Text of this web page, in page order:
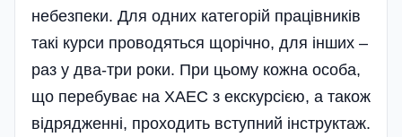
небезпеки. Для одних категорій працівників
такі курси проводяться щорічно, для інших –
раз у два-три роки. При цьому кожна особа,
що перебуває на ХАЕС з екскурсією, а також
відрядженні, проходить вступний інструктаж.